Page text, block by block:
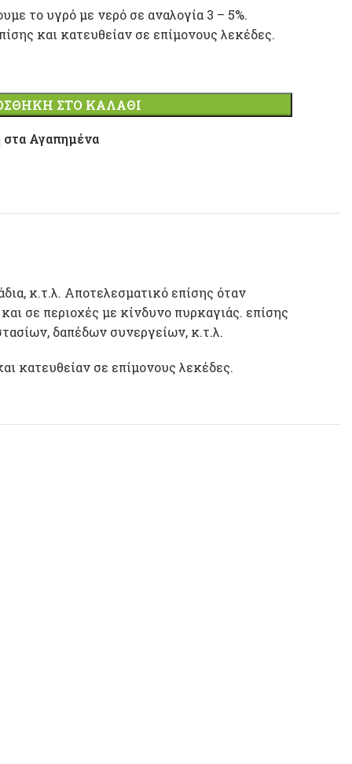
το υγρό με νερό σε αναλογία 3 – 5%.
και κατευθείαν σε επίμονους λεκέδες.
ΣΤΟ ΚΑΛΆΘΙ
Αγαπημένα
κ.τ.λ. Αποτελεσματικό επίσης όταν
σε περιοχές με κίνδυνο πυρκαγιάς. επίσης
δαπέδων συνεργείων, κ.τ.λ.
κατευθείαν σε επίμονους λεκέδες.